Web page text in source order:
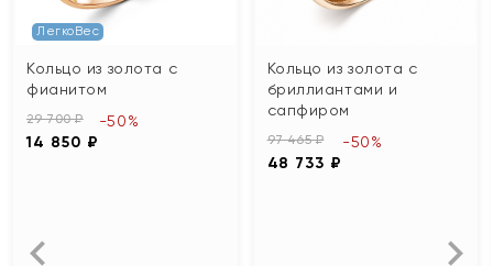
ЛегкоВес
Кольцо из золота с
фианитом
29 700 ₽
14 850 ₽
-50%
Кольцо из золота с
бриллиантами и
сапфиром
97 465 ₽
48 733 ₽
-50%